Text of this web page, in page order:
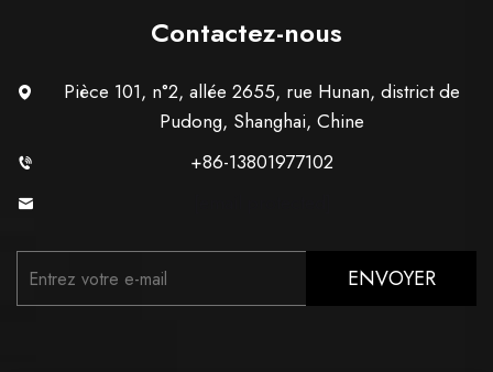
Contactez-nous
Pièce 101, n°2, allée 2655, rue Hunan, district de
Pudong, Shanghai, Chine
+86-13801977102
ENVOYER